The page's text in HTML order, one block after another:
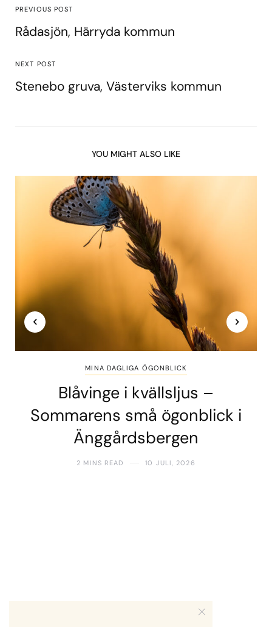
PREVIOUS POST
Rådasjön, Härryda kommun
NEXT POST
Stenebo gruva, Västerviks kommun
YOU MIGHT ALSO LIKE
MINA DAGLIGA ÖGONBLICK
Blåvinge i kvällsljus –
Sommarens små ögonblick i
Änggårdsbergen
2 MINS READ 10 JULI, 2026